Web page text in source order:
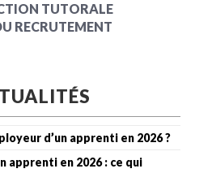
TUTORALE
RECRUTEMENT
d’un apprenti en 2026 ?
apprenti en 2026 : ce qui